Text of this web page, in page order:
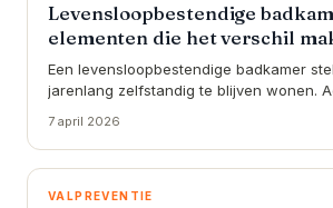
Levensloopbestendige
elementen die het verschil
Een levensloopbestendige badkamer
jarenlang zelfstandig te blijven wonen.
7 april 2026
VALPREVENTIE